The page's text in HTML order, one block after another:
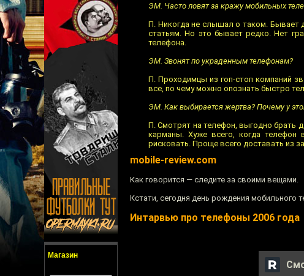
Магазин
ЭМ. Часто ловят за кражу мобильных
П. Никогда не слышал о таком. Бывает
статьям. Но это бывает редко. Нет
телефона.
ЭМ. Звонят по украденным телефонам?
П. Проходимцы из гоп-стоп компаний
все, по чему можно опознать быстро
ЭМ. Как выбирается жертва? Почему у
П. Смотрят на телефон, выгодно брать
карманы. Хуже всего, когда
рисковать. Проще всего доставать из
mobile-review.com
Как говорится — следите за своими вещами.
Кстати, сегодня день рождения мобильного
Интарвью про телефоны 2006 года